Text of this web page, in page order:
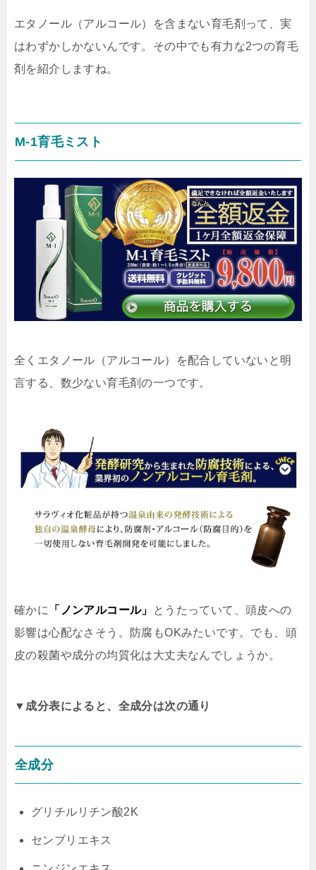
エタノール（アルコール）を含まない育毛剤って、実
はわずかしかないんです。その中でも有力な2つの育毛
剤を紹介しますね。
M-1育毛ミスト
全くエタノール（アルコール）を配合していない と明
言する、数少ない育毛剤の一つです。
確かに 「ノンアルコール」
とうたっていて、頭皮への
影響は心配なさそう。防腐もOKみたいです。でも、頭
皮の殺菌や成分の均質化は大丈夫なんでしょうか。
▼成分表によると、全成分は次の通り
全成分
グリチルリチン酸2K
センブリエキス